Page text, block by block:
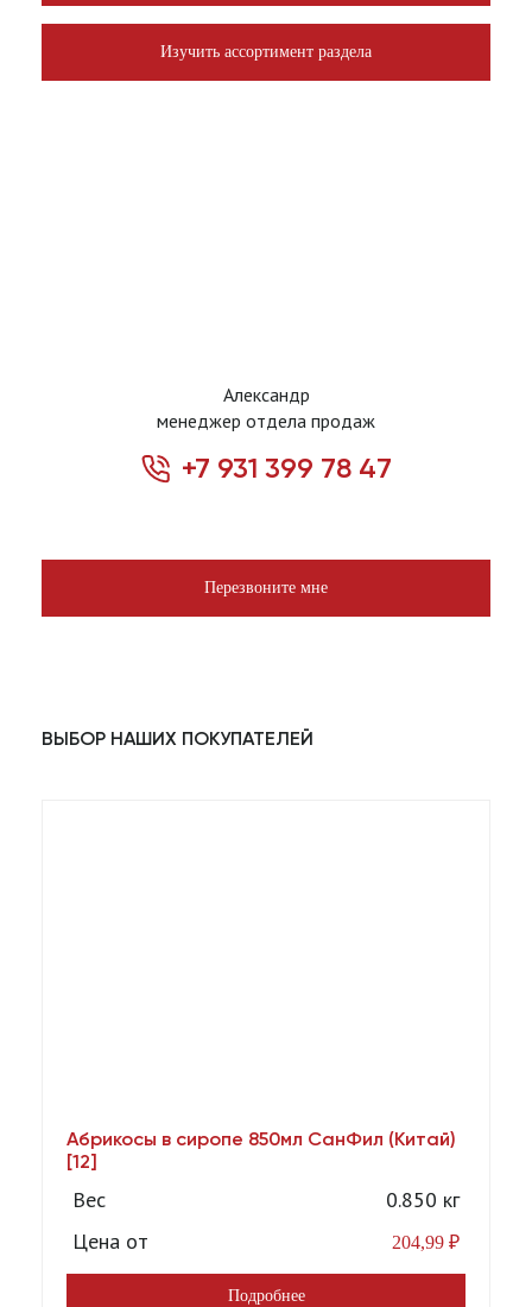
Изучить ассортимент раздела
Александр
менеджер отдела продаж
+7 931 399 78 47
Перезвоните мне
ВЫБОР НАШИХ ПОКУПАТЕЛЕЙ
Абрикосы в сиропе 850мл СанФил (Китай)
[12]
Вес
0.850 кг
Цена от
204,99 ₽
Подробнее